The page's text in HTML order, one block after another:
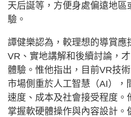
天后誕等，方便身處偏遠地區
驗。
譚健樂認為，較理想的導賞應
VR、實地講解和後續討論，
體驗。惟他指出，目前VR技
市場側重於人工智慧（AI），
速度、成本及社會接受程度。
掌握軟硬體操作與內容設計。